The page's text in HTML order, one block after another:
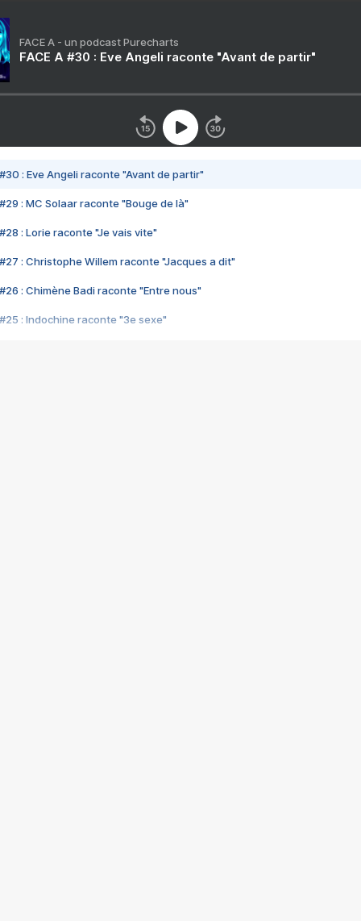
FACE A - un podcast Purecharts
FACE A #30 : Eve Angeli raconte "Avant de partir"
#30 : Eve Angeli raconte "Avant de partir"
#29 : MC Solaar raconte "Bouge de là"
#28 : Lorie raconte "Je vais vite"
#27 : Christophe Willem raconte "Jacques a dit"
#26 : Chimène Badi raconte "Entre nous"
#25 : Indochine raconte "3e sexe"